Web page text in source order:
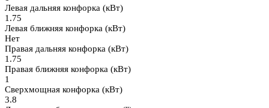
Левая дальняя конфорка (кВт)
1.75
Левая ближняя конфорка (кВт)
Нет
Правая дальняя конфорка (кВт)
1.75
Правая ближняя конфорка (кВт)
1
Сверхмощная конфорка (кВт)
3.8